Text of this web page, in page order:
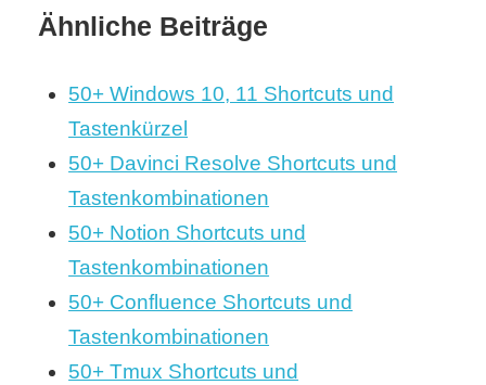
Ähnliche Beiträge
50+ Windows 10, 11 Shortcuts und
Tastenkürzel
50+ Davinci Resolve Shortcuts und
Tastenkombinationen
50+ Notion Shortcuts und
Tastenkombinationen
50+ Confluence Shortcuts und
Tastenkombinationen
50+ Tmux Shortcuts und